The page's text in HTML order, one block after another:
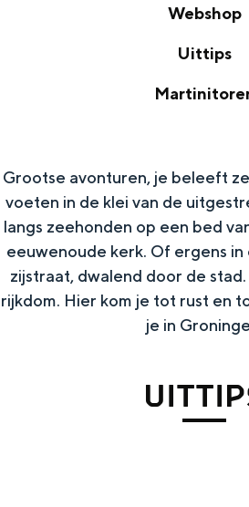
Webshop
p
Uittips
t
i
p
s
r
t
i
n
i
Grootse avonturen, je beleeft
voeten in de klei van de
langs zeehonden op een bed
eeuwenoude kerk. Of ergens in
zijstraat, dwalend door de
rijkdom. Hier kom je tot rust en
je in